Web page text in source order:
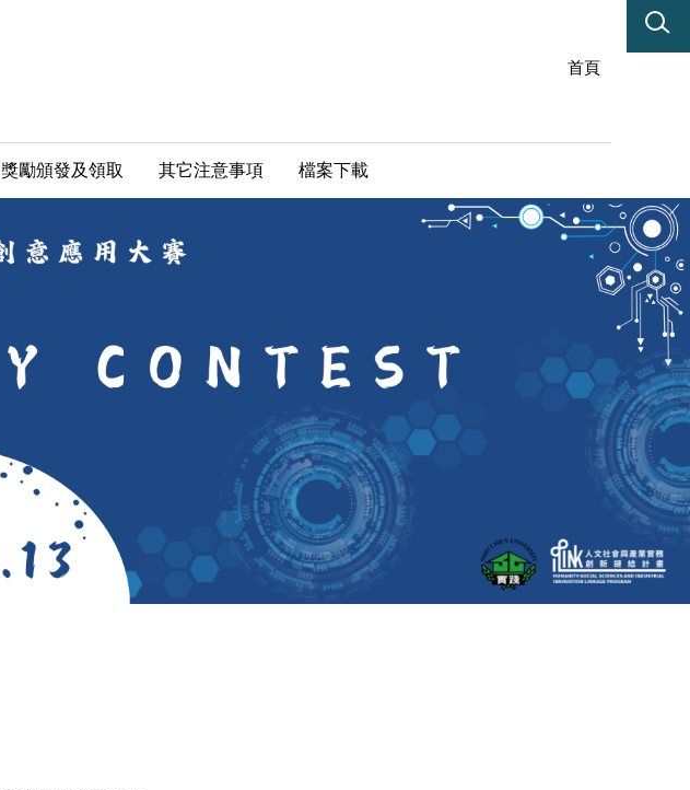
獎勵頒發及領取 其它注意事項 檔案下載
首頁